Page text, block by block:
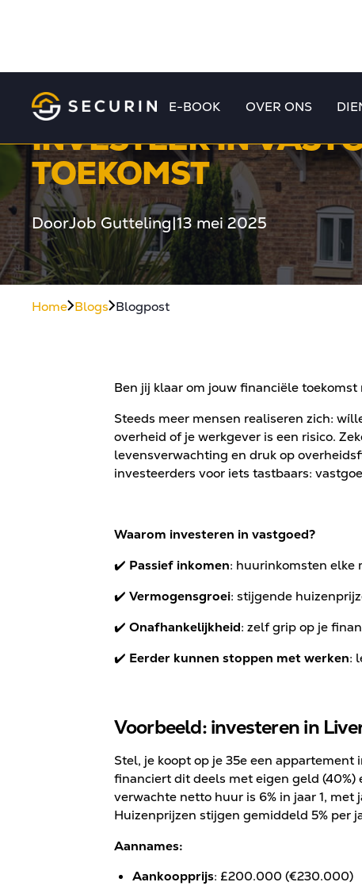
E-BOOK OVER ONS
INVESTEER IN
TOEKOMST
DoorJob Gutteling|13 mei 2025
Home Blogs Blogpost
Ben jij klaar om jouw financiële
Steeds meer mensen realiseren zich:
overheid of je werkgever is een risico.
levensverwachting en druk op
investeerders voor iets tastbaars:
Waarom investeren in vastgoed?
✔️ Passief inkomen: huurinkomsten elke
✔️ Vermogensgroei: stijgende
✔️ Onafhankelijkheid: zelf grip op je
✔️ Eerder kunnen stoppen met werken:
Voorbeeld: investeren in
Stel, je koopt op je 35e een
financiert dit deels met eigen geld (40%)
verwachte netto huur is 6% in jaar 1, met
Huizenprijzen stijgen gemiddeld 5% per
Aannames:
Aankoopprijs: £200.000 (€230.000)